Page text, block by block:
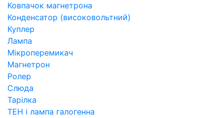
Ковпачок магнетрона
Конденсатор (високовольтний)
Куплер
Лампа
Мікроперемикач
Магнетрон
Ролер
Слюда
Тарілка
ТЕН і лампа галогенна